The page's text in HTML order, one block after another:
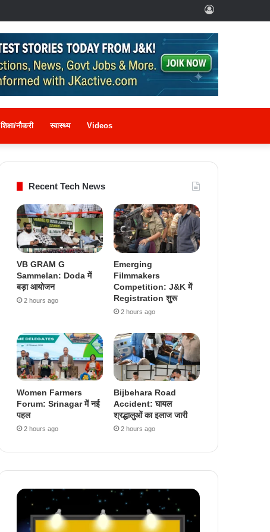
In
शिक्षा/नौकरी स्वास्थ्य Videos
Recent Tech News
VB GRAM G
Sammelan: Doda में
बड़ा आयोजन
2 hours ago
Emerging
Filmmakers
Competition: J&K में
Registration शुरू
2 hours ago
Women Farmers
Forum: Srinagar में नई
पहल
2 hours ago
Bijbehara Road
Accident: घायल
श्रद्धालुओं का इलाज जारी
2 hours ago